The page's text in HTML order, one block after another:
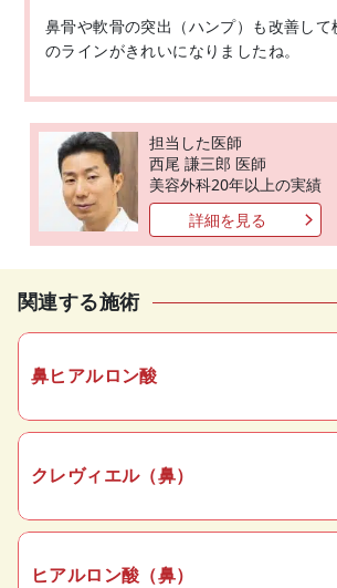
鼻骨や軟骨の突出（ハンプ）も改善し
のラインがきれいになりましたね。
担当した医師
西尾 謙三郎 医師
美容外科20年以上の実績
詳細を見る
関連する施術
鼻ヒアルロン酸
クレヴィエル（鼻）
ヒアルロン酸（鼻）